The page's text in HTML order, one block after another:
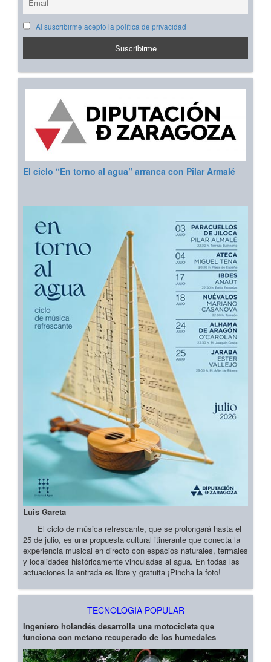
Al suscribirme acepto la política de privacidad
El ciclo “En torno al agua” arranca con Pilar Armalé
Luis Gareta
El ciclo de música refrescante, que se prolongará hasta el
25 de julio, es una propuesta cultural itinerante que conecta la
experiencia musical en directo con espacios naturales, termales
y localidades históricamente vinculadas al agua. En todas las
actuaciones la entrada es libre y gratuita ¡Pincha la foto!
TECNOLOGIA POPULAR
Ingeniero holandés desarrolla una motocicleta que
funciona con metano recuperado de los humedales